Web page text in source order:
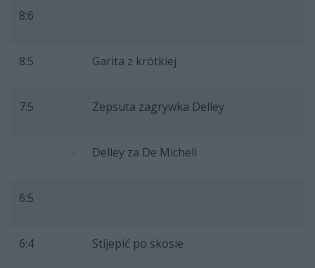
8:6
8:5 Garita z krótkiej
7:5 Zepsuta zagrywka Delley
Delley za De Micheli
6:5
6:4 Stijepić po skosie